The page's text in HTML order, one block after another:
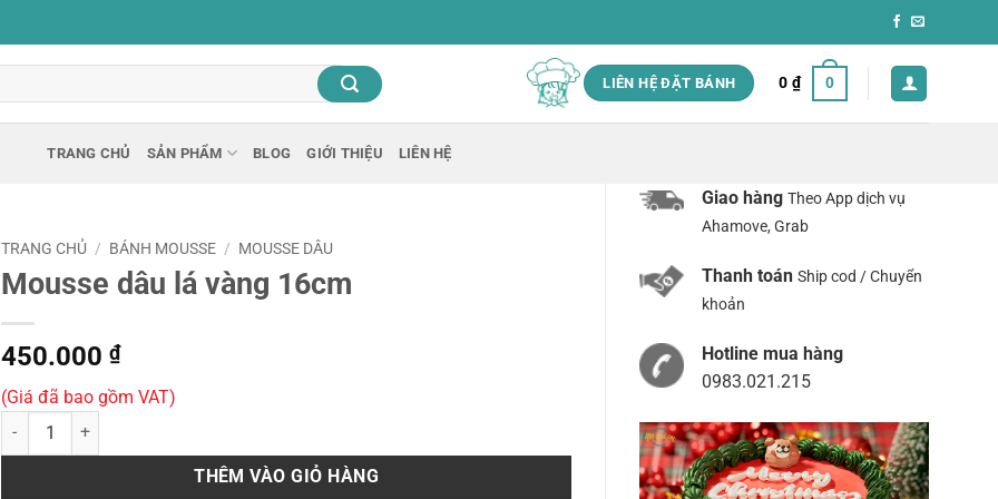
LIÊN HỆ ĐẶT BÁNH 0 ₫ 0
TRANG CHỦ SẢN PHẨM BLOG GIỚI THIỆU LIÊN HỆ
Giao hàng Theo App dịch vụ
Ahamove, Grab
Thanh toán Ship cod / Chuyển
khoản
Hotline mua hàng
0983.021.215
TRANG CHỦ / BÁNH MOUSSE / MOUSSE DÂU
Mousse dâu lá vàng 16cm
450.000₫
(Giá đã bao gồm VAT)
Mousse dâu lá vàng 16cm số lượng
THÊM VÀO GIỎ HÀNG